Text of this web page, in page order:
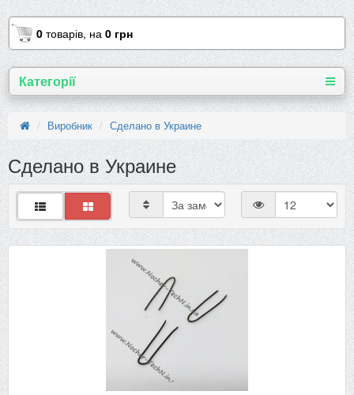
0 товарів, на 0 грн
Категорії
Виробник Сделано в Украине
Сделано в Украине